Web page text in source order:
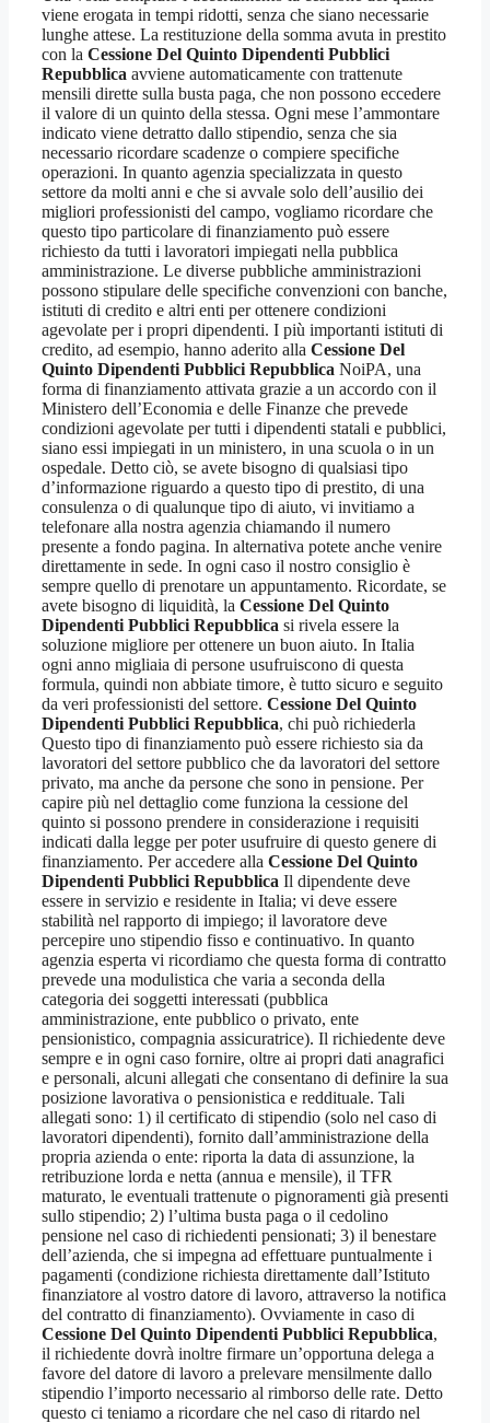
viene erogata in tempi ridotti, senza che siano necessarie
lunghe attese. La restituzione della somma avuta in prestito
con la Cessione Del Quinto Dipendenti Pubblici
Repubblica avviene automaticamente con trattenute
mensili dirette sulla busta paga, che non possono eccedere
il valore di un quinto della stessa. Ogni mese l’ammontare
indicato viene detratto dallo stipendio, senza che sia
necessario ricordare scadenze o compiere specifiche
operazioni. In quanto agenzia specializzata in questo
settore da molti anni e che si avvale solo dell’ausilio dei
migliori professionisti del campo, vogliamo ricordare che
questo tipo particolare di finanziamento può essere
richiesto da tutti i lavoratori impiegati nella pubblica
amministrazione. Le diverse pubbliche amministrazioni
possono stipulare delle specifiche convenzioni con banche,
istituti di credito e altri enti per ottenere condizioni
agevolate per i propri dipendenti. I più importanti istituti di
credito, ad esempio, hanno aderito alla Cessione Del
Quinto Dipendenti Pubblici Repubblica NoiPA, una
forma di finanziamento attivata grazie a un accordo con il
Ministero dell’Economia e delle Finanze che prevede
condizioni agevolate per tutti i dipendenti statali e pubblici,
siano essi impiegati in un ministero, in una scuola o in un
ospedale. Detto ciò, se avete bisogno di qualsiasi tipo
d’informazione riguardo a questo tipo di prestito, di una
consulenza o di qualunque tipo di aiuto, vi invitiamo a
telefonare alla nostra agenzia chiamando il numero
presente a fondo pagina. In alternativa potete anche venire
direttamente in sede. In ogni caso il nostro consiglio è
sempre quello di prenotare un appuntamento. Ricordate, se
avete bisogno di liquidità, la Cessione Del Quinto
Dipendenti Pubblici Repubblica si rivela essere la
soluzione migliore per ottenere un buon aiuto. In Italia
ogni anno migliaia di persone usufruiscono di questa
formula, quindi non abbiate timore, è tutto sicuro e seguito
da veri professionisti del settore. Cessione Del Quinto
Dipendenti Pubblici Repubblica, chi può richiederla
Questo tipo di finanziamento può essere richiesto sia da
lavoratori del settore pubblico che da lavoratori del settore
privato, ma anche da persone che sono in pensione. Per
capire più nel dettaglio come funziona la cessione del
quinto si possono prendere in considerazione i requisiti
indicati dalla legge per poter usufruire di questo genere di
finanziamento. Per accedere alla Cessione Del Quinto
Dipendenti Pubblici Repubblica Il dipendente deve
essere in servizio e residente in Italia; vi deve essere
stabilità nel rapporto di impiego; il lavoratore deve
percepire uno stipendio fisso e continuativo. In quanto
agenzia esperta vi ricordiamo che questa forma di contratto
prevede una modulistica che varia a seconda della
categoria dei soggetti interessati (pubblica
amministrazione, ente pubblico o privato, ente
pensionistico, compagnia assicuratrice). Il richiedente deve
sempre e in ogni caso fornire, oltre ai propri dati anagrafici
e personali, alcuni allegati che consentano di definire la sua
posizione lavorativa o pensionistica e reddituale. Tali
allegati sono: 1) il certificato di stipendio (solo nel caso di
lavoratori dipendenti), fornito dall’amministrazione della
propria azienda o ente: riporta la data di assunzione, la
retribuzione lorda e netta (annua e mensile), il TFR
maturato, le eventuali trattenute o pignoramenti già presenti
sullo stipendio; 2) l’ultima busta paga o il cedolino
pensione nel caso di richiedenti pensionati; 3) il benestare
dell’azienda, che si impegna ad effettuare puntualmente i
pagamenti (condizione richiesta direttamente dall’Istituto
finanziatore al vostro datore di lavoro, attraverso la notifica
del contratto di finanziamento). Ovviamente in caso di
Cessione Del Quinto Dipendenti Pubblici Repubblica,
il richiedente dovrà inoltre firmare un’opportuna delega a
favore del datore di lavoro a prelevare mensilmente dallo
stipendio l’importo necessario al rimborso delle rate. Detto
questo ci teniamo a ricordare che nel caso di ritardo nel